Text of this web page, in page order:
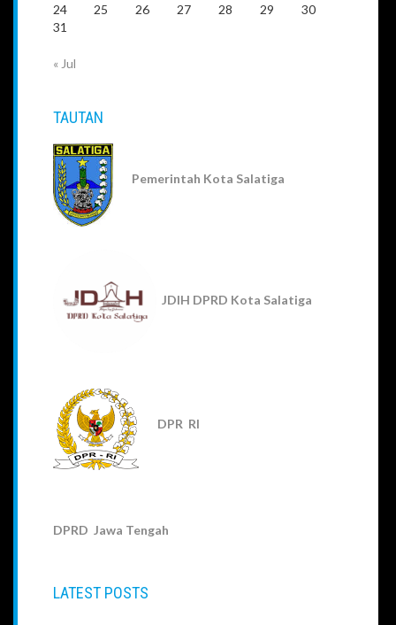
24
25 26 27 28 29
30
31
« Jul
TAUTAN
Pemerintah Kota Salatiga
JDIH DPRD Kota Salatiga
DPR RI
DPRD Jawa Tengah
LATEST POSTS